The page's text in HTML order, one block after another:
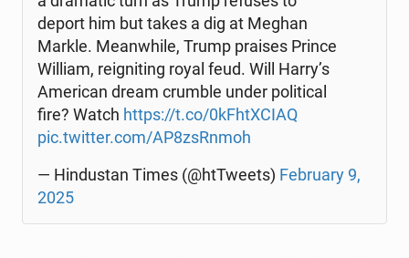
deport him but takes a dig at Meghan
Markle. Me­an­whi­le, Trump praises Prince
William, re­igni­ting royal feud. Will Harry’s
Ame­ri­can dream crumble under po­li­ti­cal
fire? Watch https://t.co/0kFh­tXCIAQ
pic.twitter.com/AP8zsRnmoh
— Hin­du­stan Times (@htTwe­ets) Fe­bru­ary 9,
2025